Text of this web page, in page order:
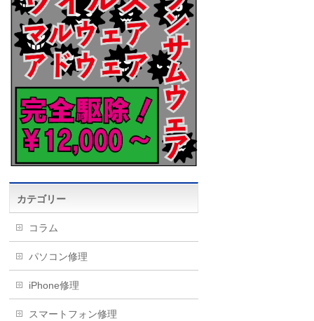
カテゴリー
コラム
パソコン修理
iPhone修理
スマートフォン修理